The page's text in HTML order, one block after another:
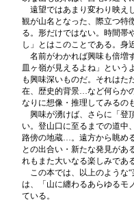
遠望ではあまり変わり映え
観が山名となった、際立つ特
る。形だけではない。時間帯
し」とはこのことである。身
名前がわかれば興味も倍増
皿ヶ嶺が見えるよね」という
も興味深いものだ。それはた
在、歴史的背景…など何らか
なりに想像・推理してみるの
興味が湧けば、さらに「登
い。登山口に至るまでの道中
路傍の地蔵…。遠方から眺め
との出合い・新たな発見があ
れもまた大いなる楽しみである
この本では、以上のような“
は、「山に纏わるあらゆるモ
ている。